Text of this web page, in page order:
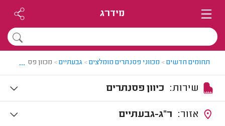
מידרג
תחומים חדשים> מכווני פסנתרים מומלצים> גבעתיים> מכוון פסנתרים
...
כיוון פסנתרים
ר"ג-גבעתיים